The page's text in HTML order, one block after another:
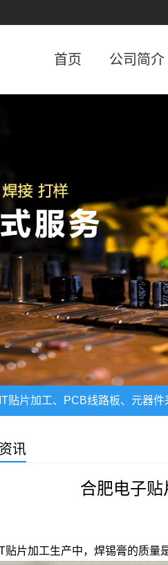
首页 公司简介
片加工、PCB线路板、元器
讯
合肥电子
贴片加工生产中，焊锡膏的质量